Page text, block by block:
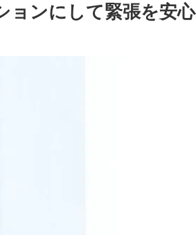
ョンにして緊張を安心